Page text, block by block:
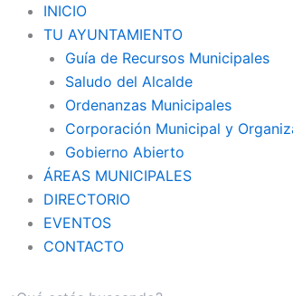
INICIO
TU AYUNTAMIENTO
Guía de Recursos Municipales
Saludo del Alcalde
Ordenanzas Municipales
Corporación Municipal y
Gobierno Abierto
ÁREAS MUNICIPALES
DIRECTORIO
EVENTOS
CONTACTO